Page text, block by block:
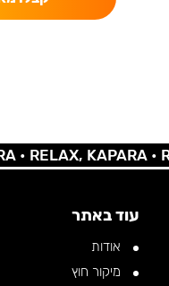
RELAX, KAPARA •
עוד באתר
אודות
מיקור חוץ